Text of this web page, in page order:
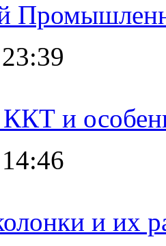
ККТ и
и их